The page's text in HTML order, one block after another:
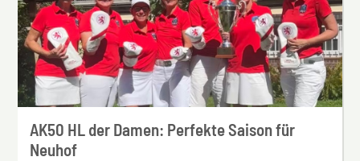
AK50 HL der Damen: Perfekte Saison für
Neuhof